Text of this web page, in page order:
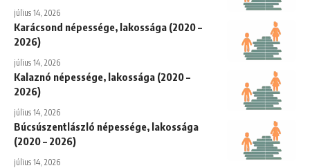
július 14, 2026
Karácsond népessége, lakossága (2020 –
2026)
július 14, 2026
Kalaznó népessége, lakossága (2020 –
2026)
július 14, 2026
Búcsúszentlászló népessége, lakossága
(2020 – 2026)
július 14, 2026